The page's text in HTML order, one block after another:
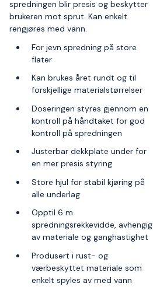
spredningen blir presis og beskytter
brukeren mot sprut. Kan enkelt
rengjøres med vann.
For jevn spredning på store
flater
Kan brukes året rundt og til
forskjellige materialstørrelser
Doseringen styres gjennom en
kontroll på håndtaket for god
kontroll på spredningen
Justerbar dekkplate under for
en mer presis styring
Store hjul for stabil kjøring på
alle underlag
Opptil 6 m
spredningsrekkevidde, avhengig
av materiale og ganghastighet
Produsert i rust- og
værbeskyttet materiale som
enkelt spyles av med vann